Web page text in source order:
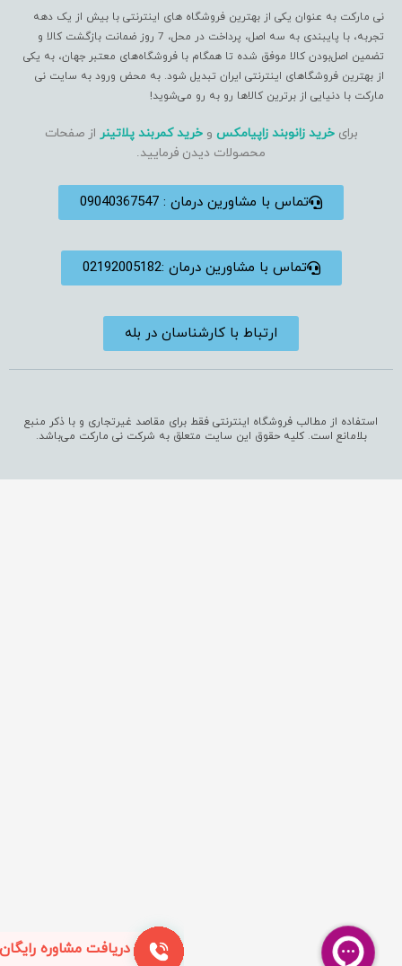
مارکت به عنوان یکی از بهترین فروشگاه های اینترنتی با بیش از یک دهه
تجربه، با پایبندی به سه اصل، پرداخت در محل، 7 روز ضمانت بازگشت کالا و
اصل‌بودن کالا موفق شده تا همگام با فروشگاه‌های معتبر جهان، به یکی
بهترین فروشگاهای اینترنتی ایران تبدیل شود. به محض ورود به سایت نی
با دنیایی از برترین کالاها رو به رو می‌شوید!
برایخرید زانوبند زاپیامکسوخرید کمربند پلاتینراز صفحات
محصولات دیدن فرمایید.
تماس با مشاورین درمان : 09040367547
تماس با مشاورین درمان :02192005182
ارتباط با کارشناسان در بله
استفاده از مطالب فروشگاه اینترنتی فقط برای مقاصد غیرتجاری و با ذکر منبع
بلامانع است. کلیه حقوق این سایت متعلق به شرکت نی مارکت می‌باشد.
دریافت مشاوره رایگان